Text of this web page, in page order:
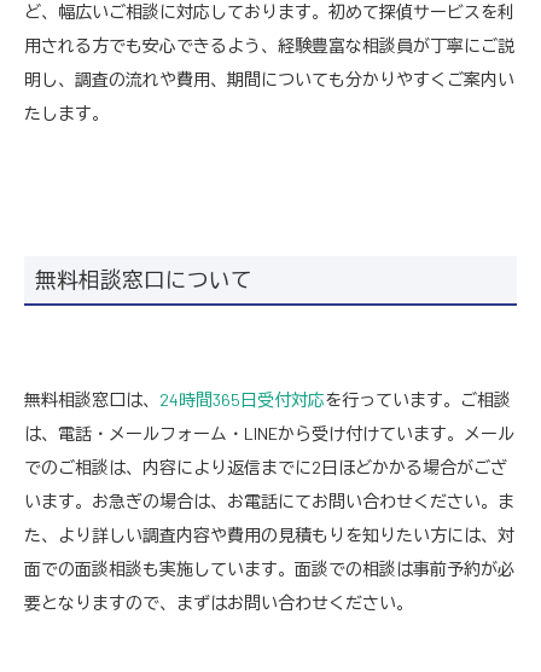
ど、幅広いご相談に対応しております。初めて探偵サービスを利
用される方でも安心できるよう、経験豊富な相談員が丁寧にご説
明し、調査の流れや費用、期間についても分かりやすくご案内い
たします。
無料相談窓口について
無料相談窓口は、 24時間365日受付対応を行っています。ご相談
は、電話・メールフォーム・LINEから受け付けています。メール
でのご相談は、内容により返信までに2日ほどかかる場合がござ
います。お急ぎの場合は、お電話にてお問い合わせください。ま
た、より詳しい調査内容や費用の見積もりを知りたい方には、対
面での面談相談も実施しています。面談での相談は事前予約が必
要となりますので、まずはお問い合わせください。